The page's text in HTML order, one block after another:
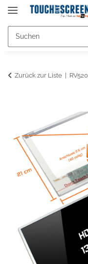
Zurück zur Liste RV520